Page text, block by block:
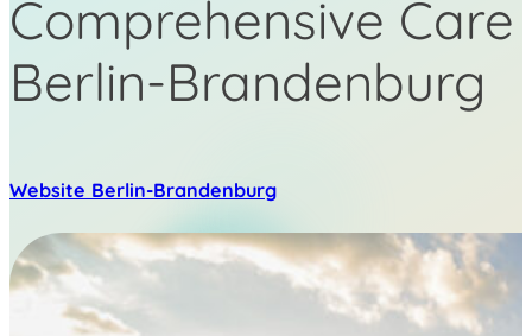
Comprehensive Care
Berlin-Brandenburg
Website Berlin-Brandenburg